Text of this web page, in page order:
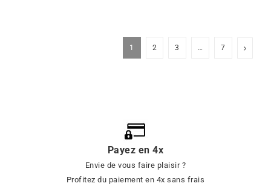
1 2 3 … 7
Payez en 4x
Envie de vous faire plaisir ?
Profitez du paiement en 4x sans frais